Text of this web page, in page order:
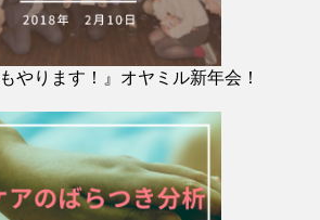
やります！』オヤミル新年会！